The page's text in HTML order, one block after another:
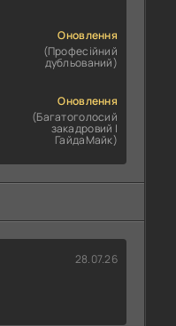
Оновлення
(Професійний
дубльований)
Оновлення
(Багатоголосий
закадровий |
ГайдаМайк)
28.07.26